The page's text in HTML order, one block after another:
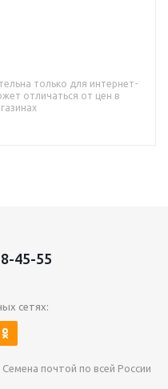
только для интернет-
отличаться от цен в
45-55
сетях:
почтой по всей России